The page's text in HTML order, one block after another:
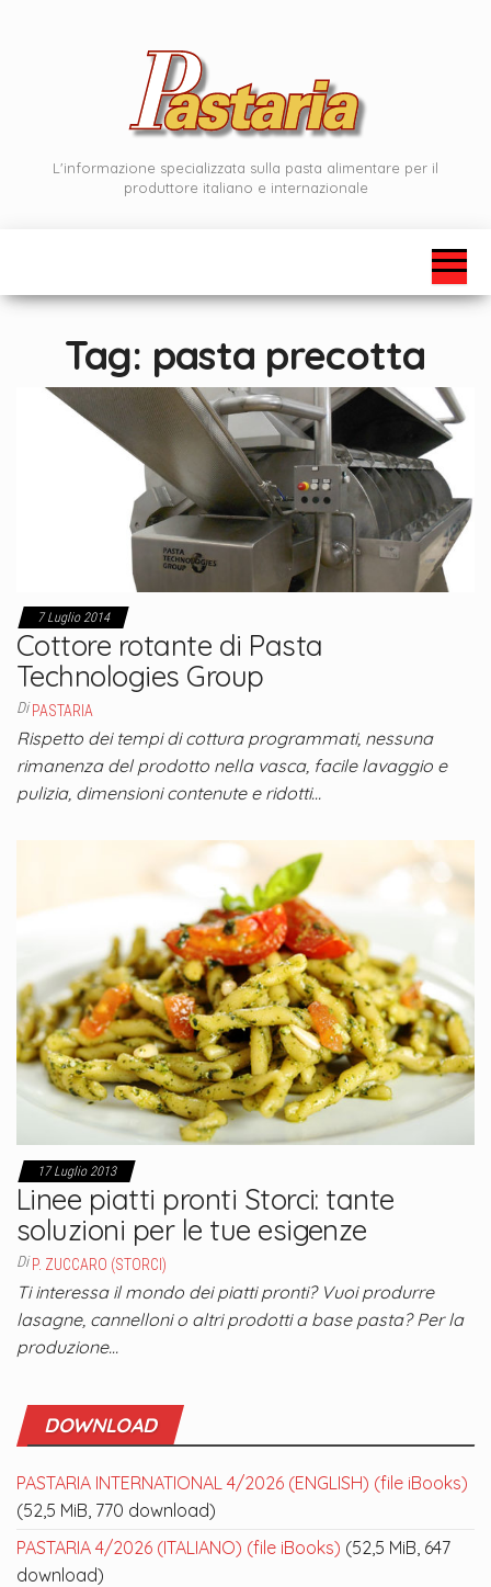
L'informazione specializzata sulla pasta alimentare per il
produttore italiano e internazionale
Tag: pasta precotta
7 Luglio 2014
Cottore rotante di Pasta
Technologies Group
Di PASTARIA
Rispetto dei tempi di cottura programmati, nessuna
rimanenza del prodotto nella vasca, facile lavaggio e
pulizia, dimensioni contenute e ridotti…
17 Luglio 2013
Linee piatti pronti Storci: tante
soluzioni per le tue esigenze
Di P. ZUCCARO (STORCI)
Ti interessa il mondo dei piatti pronti? Vuoi produrre
lasagne, cannelloni o altri prodotti a base pasta? Per la
produzione…
DOWNLOAD
PASTARIA INTERNATIONAL 4/2026 (ENGLISH) (file iBooks)
(52,5 MiB, 770 download)
PASTARIA 4/2026 (ITALIANO) (file iBooks) (52,5 MiB, 647
download)